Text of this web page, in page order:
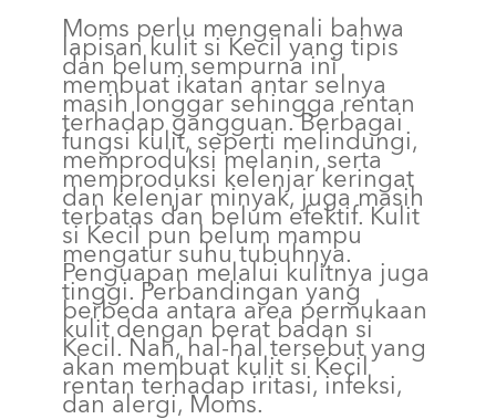
Moms perlu mengenali bahwa
lapisan kulit si Kecil yang tipis
dan belum sempurna ini
membuat ikatan antar selnya
masih longgar sehingga rentan
terhadap gangguan. Berbagai
fungsi kulit, seperti melindungi,
memproduksi melanin, serta
memproduksi kelenjar keringat
dan kelenjar minyak, juga masih
terbatas dan belum efektif. Kulit
si Kecil pun belum mampu
mengatur suhu tubuhnya.
Penguapan melalui kulitnya juga
tinggi. Perbandingan yang
berbeda antara area permukaan
kulit dengan berat badan si
Kecil. Nah, hal-hal tersebut yang
akan membuat kulit si Kecil
rentan terhadap iritasi, infeksi,
dan alergi, Moms.